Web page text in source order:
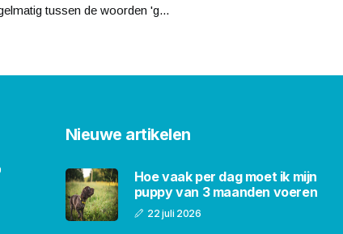
tussen de woorden 'g...
Nieuwe artikelen
Hoe vaak per dag moet ik mijn
puppy van 3 maanden voeren
22 juli 2026